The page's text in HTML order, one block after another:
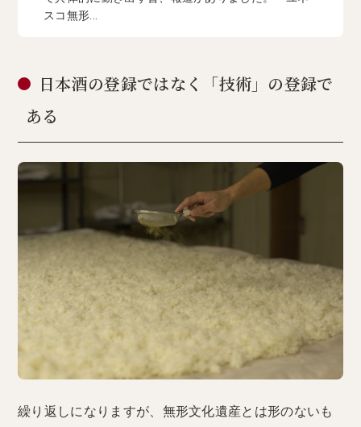
スコ無形...
日本酒の登録ではなく「技術」の登録で
ある
繰り返しになりますが、無形文化遺産とは形のないも